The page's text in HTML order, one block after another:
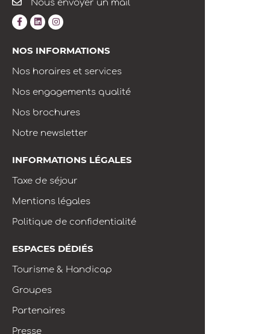
Nous envoyer un mail
NOS INFORMATIONS
Nos horaires et services
Nos engagements qualité
Nos brochures
Notre newsletter
INFORMATIONS LÉGALES
Taxe de séjour
Mentions légales
Politique de confidentialité
ESPACES DÉDIÉS
Tourisme & Handicap
Groupes
Partenaires
Presse